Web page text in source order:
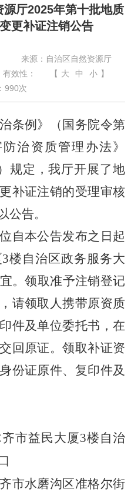
厅2025年第十批地质
更补证注销公告
来源：自治区自然资源厅
有效性： 【 大 中 小 】
990次
条例》（国务院令第
治资质管理办法》
规定 ，我厅开展了地
补证注销的受理审核
公告。
自本公告发布之日起
3楼自治区政务服务大
。领取准予注销登记
请领取人携带原资质
件及单位委托书，在
回原证。领取补证资
份证原件、复印件及
市益民大厦3楼自治
市水磨沟区准格尔街